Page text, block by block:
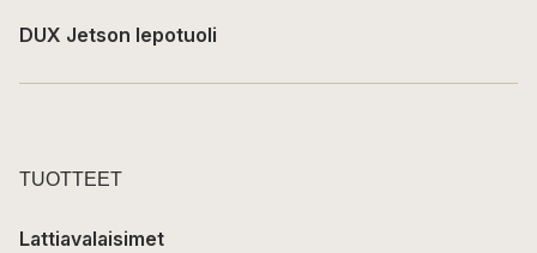
DUX Jetson lepotuoli
TUOTTEET
Lattiavalaisimet